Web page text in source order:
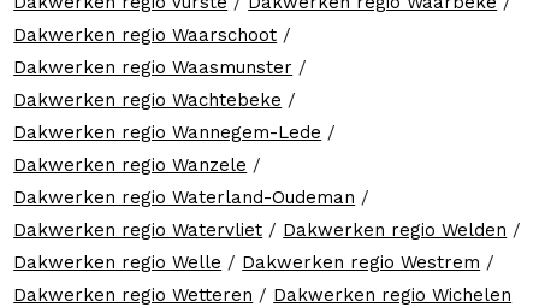
Dakwerken regio Waarschoot /
Dakwerken regio Waasmunster /
Dakwerken regio Wachtebeke /
Dakwerken regio Wannegem-Lede /
Dakwerken regio Wanzele /
Dakwerken regio Waterland-Oudeman /
Dakwerken regio Watervliet / Dakwerken regio Welden /
Dakwerken regio Welle / Dakwerken regio Westrem /
Dakwerken regio Wetteren / Dakwerken regio Wichelen